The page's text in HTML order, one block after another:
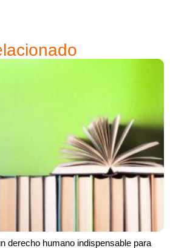
derecho humano indispensable para